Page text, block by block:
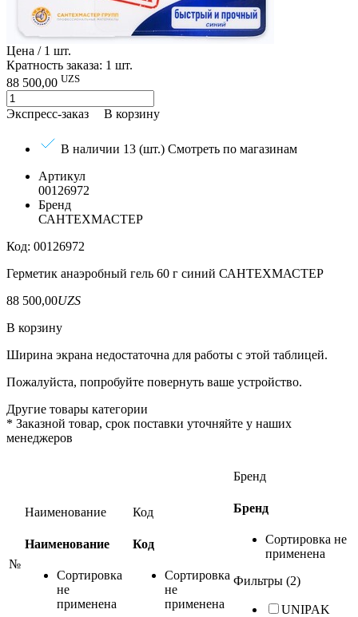
Цена / 1 шт.
Кратность заказа: 1 шт.
88 500,00 UZS
Экспресс-заказ В корзину
В наличии 13 (шт.) Смотреть по магазинам
Артикул
00126972
Бренд
САНТЕХМАСТЕР
Код: 00126972
Герметик анаэробный гель 60 г синий САНТЕХМАСТЕР
88 500,00UZS
В корзину
Ширина экрана недостаточна для работы с этой таблицей.
Пожалуйста, попробуйте повернуть ваше устройство.
Другие товары категории
* Заказной товар, срок поставки уточняйте у наших
менеджеров
№
Наименование
Наименование
Сортировка
не
применена
Код
Код
Сортировка
не
применена
Бренд
Бренд
Сортировка не
применена
Фильтры (2)
UNIPAK